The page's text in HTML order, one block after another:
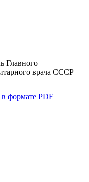
Главного
врача CCCР
формате PDF